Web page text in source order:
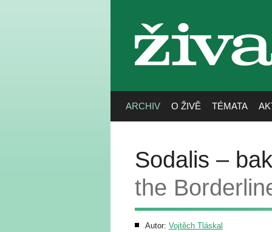
živa
ARCHIV O ŽIVĚ TÉMATA
Sodalis –
the
Autor: Vojtěch Tláskal